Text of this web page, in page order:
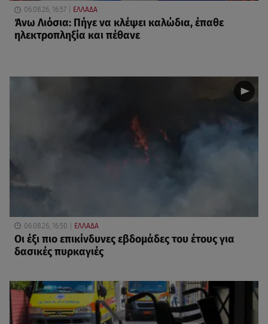
06.08.26, 16:57 ΕΛΛΑΔΑ
Άνω Λιόσια: Πήγε να κλέψει καλώδια, έπαθε
ηλεκτροπληξία και πέθανε
06.08.26, 16:50 ΕΛΛΑΔΑ
Οι έξι πιο επικίνδυνες εβδομάδες του έτους για
δασικές πυρκαγιές